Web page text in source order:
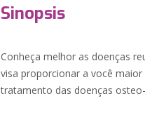
Sinopsis
Conheça melhor as doenças
visa proporcionar a você
tratamento das doenças